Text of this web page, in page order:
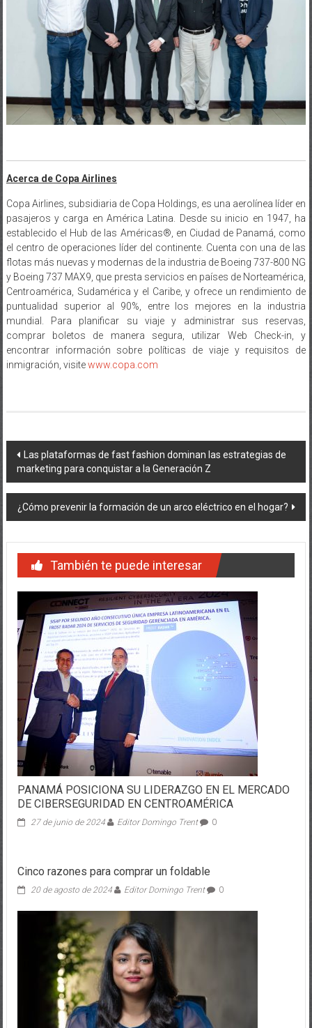
Acerca de Copa Airlines
Copa Airlines, subsidiaria de Copa Holdings, es una aerolínea líder en
pasajeros y carga en América Latina. Desde su inicio en 1947, ha
establecido el Hub de las Américas®, en Ciudad de Panamá, como
el centro de operaciones líder del continente. Cuenta con una de las
flotas más nuevas y modernas de la industria de Boeing 737-800 NG
y Boeing 737 MAX9, que presta servicios en países de Norteamérica,
Centroamérica, Sudamérica y el Caribe, y ofrece un rendimiento de
puntualidad superior al 90%, entre los mejores en la industria
mundial. Para planificar su viaje y administrar sus reservas,
comprar boletos de manera segura, utilizar Web Check-in, y
encontrar información sobre políticas de viaje y requisitos de
inmigración, visitewww.copa.com
Navegación
de
entradas
Las plataformas de fast fashion dominan las estrategias de
marketing para conquistar a la Generación Z
¿Cómo prevenir la formación de un arco eléctrico en el hogar?
También te puede interesar
PANAMÁ POSICIONA SU LIDERAZGO EN EL MERCADO
DE CIBERSEGURIDAD EN CENTROAMÉRICA
27 de junio de 2024 Editor Domingo Trent 0
Cinco razones para comprar un foldable
20 de agosto de 2024 Editor Domingo Trent 0